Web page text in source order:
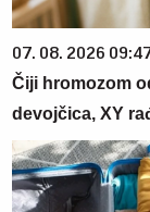
07. 08. 2026
Čiji hromozom
devojčica, XY